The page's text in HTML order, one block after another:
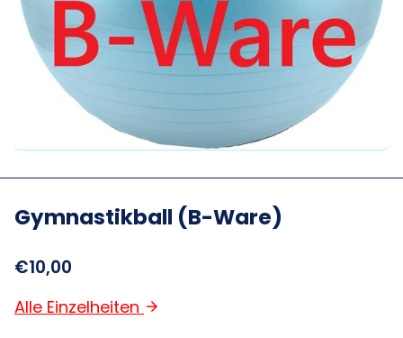
Gymnastikball (B-Ware)
€10,00
Alle Einzelheiten arrow_forward